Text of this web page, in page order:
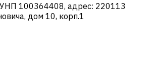
100364408, адрес: 220113
дом 10, корп.1